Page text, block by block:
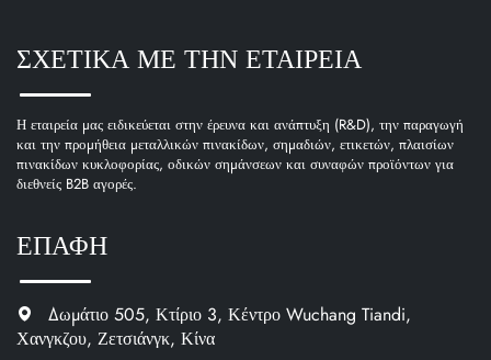
ΣΧΕΤΙΚΑ ΜΕ ΤΗΝ ΕΤΑΙΡΕΙΑ
Η εταιρεία μας ειδικεύεται στην έρευνα και ανάπτυξη (R&D), την παραγωγή
και την προμήθεια μεταλλικών πινακίδων, σημαδιών, ετικετών, πλαισίων
πινακίδων κυκλοφορίας, οδικών σημάνσεων και συναφών προϊόντων για
διεθνείς B2B αγορές.
ΕΠΑΦΗ
Δωμάτιο 505, Κτίριο 3, Κέντρο Wuchang Tiandi,
Χανγκζου, Ζετσιάνγκ, Κίνα